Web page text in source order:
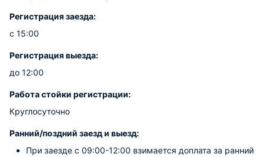
Регистрация заезда:
с 15:00
Регистрация выезда:
до 12:00
Работа стойки регистрации:
Круглосуточно
Ранний/поздний заезд и выезд:
При заезде с 09:00-12:00 взимается доплата за ранний